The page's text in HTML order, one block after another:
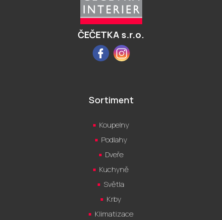
ČEČETKA s.r.o.
FacebookInstagram
Sortiment
Koupelny
Podlahy
Dveře
Kuchyně
Světla
Krby
Klimatizace